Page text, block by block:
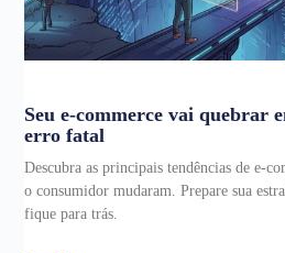
Seu e-commerce vai quebrar
erro fatal
Descubra as principais tendências de e-
o consumidor mudaram. Prepare sua
fique para trás.